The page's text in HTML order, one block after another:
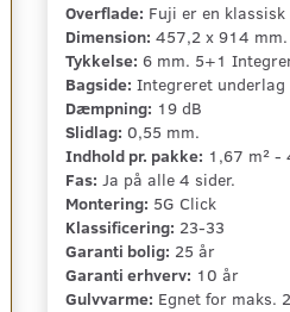
Overflade: Fuji er en
Dimension: 457,2 x 914 mm.
Tykkelse: 6 mm. 5+1
Bagside: Integreret underlag
Dæmpning: 19 dB
Slidlag: 0,55 mm.
Indhold pr. pakke: 1,67 m² -
Fas: Ja på alle 4 sider.
Montering: 5G Click
Klassificering: 23-33
Garanti bolig: 25 år
Garanti erhverv: 10 år
Gulvvarme: Egnet for maks.